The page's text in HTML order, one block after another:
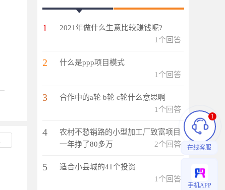
1
2021年做什么生意比较赚钱呢?
1个回答
2
什么是ppp项目模式
1个回答
3
合作中的a轮 b轮 c轮什么意思啊
1个回答
4
农村不愁销路的小型加工厂致富项目
一年挣了80多万
2个回答
5
适合小县城的41个投资
1个回答
在线客服
1
手机APP